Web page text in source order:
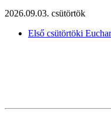
2026.09.03. csütörtök
Első csütörtöki